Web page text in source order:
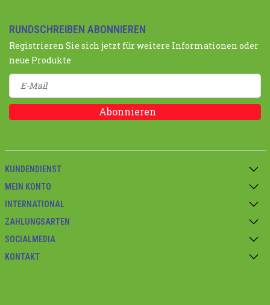
RUNDSCHREIBEN ABONNIEREN
Registrieren Sie sich jetzt für weitere Informationen oder
neue Produkte
Abonnieren
KUNDENDIENST
MEIN KONTO
INTERNATIONAL
ZAHLUNGSARTEN
SOCIALMEDIA
KONTAKT